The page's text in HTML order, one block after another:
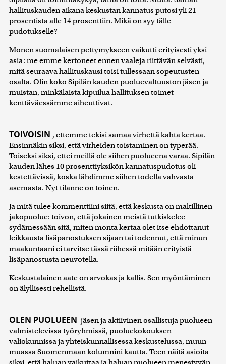
hallituskauden aikana keskustan kannatus putosi yli 21
prosentista alle 14 prosenttiin. Mikä on syy tälle
pudotukselle?
Monen suomalaisen pettymykseen vaikutti erityisesti yksi
asia: me emme kertoneet ennen vaaleja riittävän selvästi,
mitä seuraava hallituskausi toisi tullessaan sopeutusten
osalta. Olin koko Sipilän kauden puoluevaltuuston jäsen ja
muistan, minkälaista kipuilua hallituksen toimet
kenttäväessämme aiheuttivat.
TOIVOISIN , ettemme tekisi samaa virhettä kahta kertaa.
Ensinnäkin siksi, että virheiden toistaminen on typerää.
Toiseksi siksi, ettei meillä ole siihen puolueena varaa. Sipilän
kauden lähes 10 prosenttiyksikön kannatuspudotus oli
kestettävissä, koska lähdimme siihen todella vahvasta
asemasta. Nyt tilanne on toinen.
Ja mitä tulee kommenttiini siitä, että keskusta on maltillinen
jakopuolue: toivon, että jokainen meistä tutkiskelee
sydämessään sitä, miten monta kertaa olet itse ehdottanut
leikkausta lisäpanostuksen sijaan tai todennut, että minun
maakuntaani ei tarvitse tässä riihessä mitään erityistä
lisäpanostusta neuvotella.
Keskustalainen aate on arvokas ja kallis. Sen myöntäminen
on älyllisesti rehellistä.
OLEN PUOLUEEN jäsen ja aktiivinen osallistuja puolueen
valmistelevissa työryhmissä, puoluekokouksen
valiokunnissa ja yhteiskunnallisessa keskustelussa, muun
muassa Suomenmaan kolumnini kautta. Teen näitä asioita